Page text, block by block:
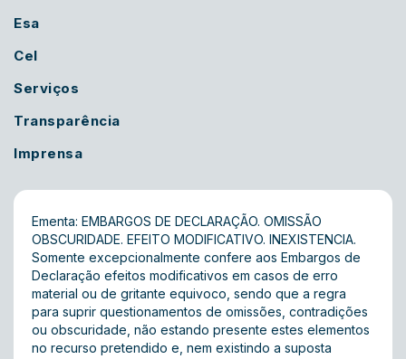
Esa
Cel
Serviços
Transparência
Imprensa
Ementa: EMBARGOS DE DECLARAÇÃO. OMISSÃO
OBSCURIDADE. EFEITO MODIFICATIVO. INEXISTENCIA.
Somente excepcionalmente confere aos Embargos de
Declaração efeitos modificativos em casos de erro
material ou de gritante equivoco, sendo que a regra
para suprir questionamentos de omissões, contradições
ou obscuridade, não estando presente estes elementos
no recurso pretendido e, nem existindo a suposta